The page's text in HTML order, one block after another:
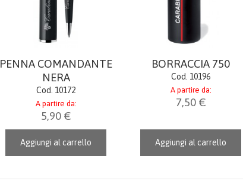
PENNA COMANDANTE
NERA
Cod. 10172
A partire da:
5,90 €
Aggiungi al carrello
BORRACCIA 750
Cod. 10196
A partire da:
7,50 €
Aggiungi al carrello